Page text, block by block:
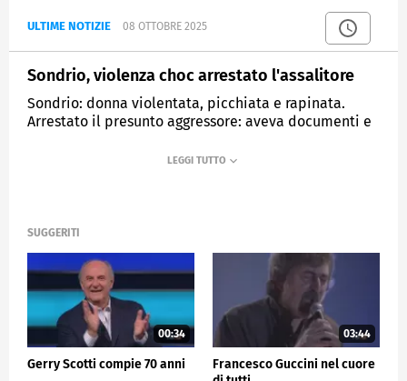
ULTIME NOTIZIE 08 OTTOBRE 2025
Sondrio, violenza choc arrestato l'assalitore
Sondrio: donna violentata, picchiata e rapinata.
Arrestato il presunto aggressore: aveva documenti e
SUGGERITI
00:34
Gerry Scotti compie 70 anni
03:44
Francesco Guccini nel cuore